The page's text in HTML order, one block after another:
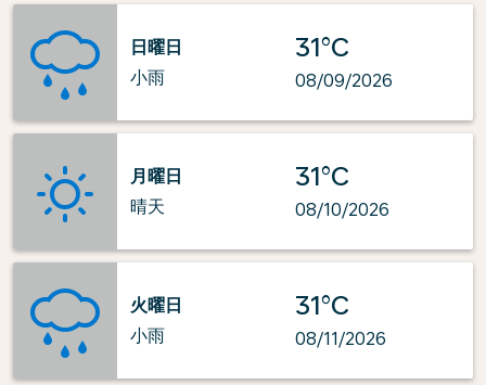
日曜日
小雨
31°C
08/09/2026
月曜日
晴天
31°C
08/10/2026
火曜日
小雨
31°C
08/11/2026